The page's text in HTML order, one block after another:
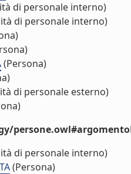
di personale interno)
di personale interno)
(Persona)
di personale esterno)
di personale interno)
(Persona)